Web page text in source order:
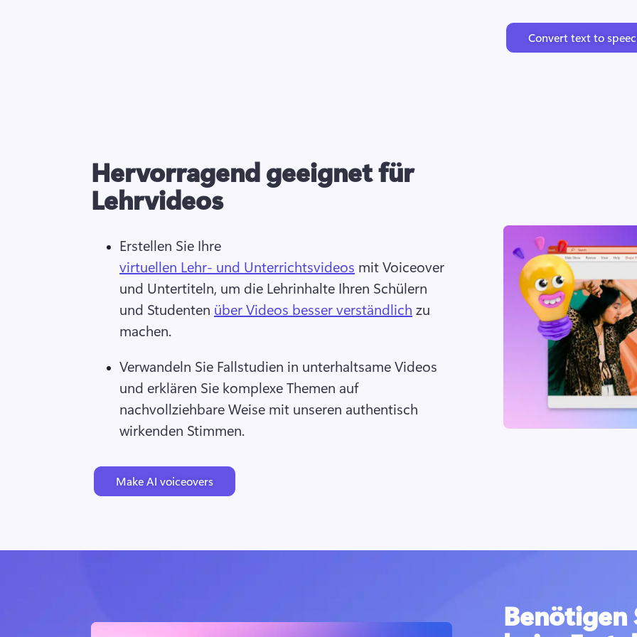
Convert text to
Hervorragend geeignet für
Lehrvideos
Erstellen Sie Ihre
virtuellen Lehr- und Unterrichtsvideos mit Voiceover
und Untertiteln, um die Lehrinhalte Ihren Schülern
und Studenten über Videos besser verständlich zu
machen.
Verwandeln Sie Fallstudien in unterhaltsame Videos
und erklären Sie komplexe Themen auf
nachvollziehbare Weise mit unseren authentisch
wirkenden Stimmen.
Make AI voiceovers
Benötigen